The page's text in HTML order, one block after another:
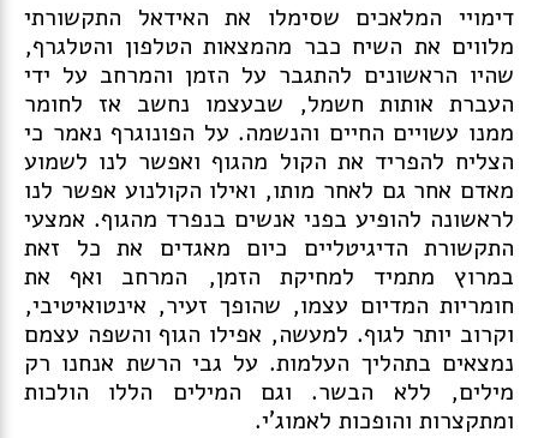
דימויי המלאכים שסימלו את האידאל התקשורתי
מלווים את השיח כבר מהמצאות הטלפון והטלגרף,
שהיו הראשונים להתגבר על הזמן והמרחב על ידי
העברת אותות חשמל, שבעצמו נחשב אז לחומר
ממנו עשויים החיים והנשמה. על הפונוגרף נאמר כי
הצליח להפריד את הקול מהגוף ואפשר לנו לשמוע
מאדם אחר גם לאחר מותו, ואילו הקולנוע אפשר לנו
לראשונה להופיע בפני אנשים בנפרד מהגוף. אמצעי
התקשורת הדיגיטליים כיום מאגדים את כל זאת
במרוץ מתמיד למחיקת הזמן, המרחב ואף את
חומריות המדיום עצמו, שהופך זעיר, אינטואיטיבי,
וקרוב יותר לגוף. למעשה, אפילו הגוף והשפה עצמם
נמצאים בתהליך העלמות. על גבי הרשת אנחנו רק
מילים, ללא הבשר. וגם המילים הללו הולכות
ומתקצרות והופכות לאמוג'י.